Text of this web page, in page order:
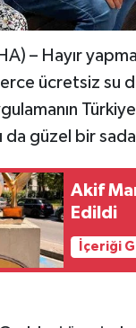
– Hayır
ücretsiz su
da güzel bir
Akif
Edildi
İçeriği